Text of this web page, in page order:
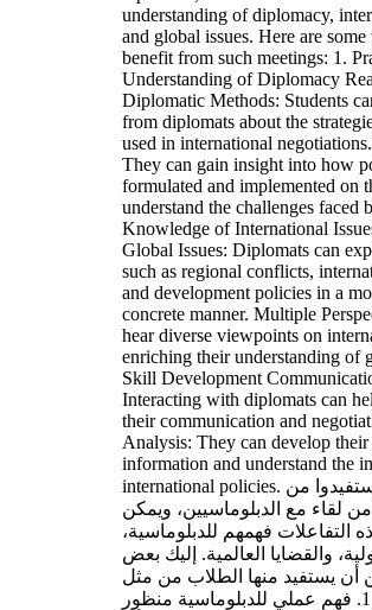
understanding of diplomacy,
and global issues. Here are some
benefit from such meetings: 1.
Understanding of Diplomacy
Diplomatic Methods: Students
from diplomats about the
used in international
They can gain insight into how
formulated and implemented on
understand the challenges faced
Knowledge of International
Global Issues: Diplomats can
such as regional conflicts,
and development policies in a
concrete manner. Multiple
hear diverse viewpoints on
enriching their understanding of
Skill Development
Interacting with diplomats can
their communication and
Analysis: They can develop
information and understand the
international policies. يمكن للطلاب أن يستفيدوا من
من لقاء مع الدبلوماسيين، ويمكن
التفاعلات فهمهم للدبلوماسية،
والقضايا العالمية. إليك بعض
أن يستفيد منها الطلاب من مثل
هذه اللقاءات: 1. فهم عملي للدبلوماسية منظور